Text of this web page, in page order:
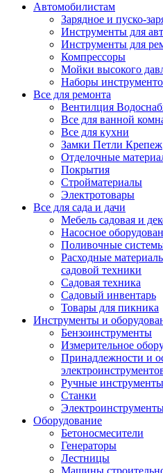
Автомобилистам
Зарядное и пуско-
Инструменты для
Инструменты для
Компрессоры
Мойки высокого
Наборы
Все для ремонта
Вентилция
Все для ванной
Все для кухни
Замки Петли Крепеж
Отделочные
Покрытия
Стройматериалы
Электротовары
Все для сада и дачи
Мебель садовая и
Насосное
Поливочные
Расходные
садовой техники
Садовая техника
Садовый инвентарь
Товары для пикника
Инструменты и
Бензоинструменты
Измерительное
Принадлежности и
Ручные инструменты
Станки
Оборудование
Бетоносмесители
Генераторы
Лестницы
Машины